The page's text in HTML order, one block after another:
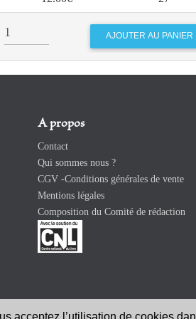
A propos
Contact
Qui sommes nous ?
CGV -Conditions générales de vente
Mentions légales
Composition du Comité de rédaction